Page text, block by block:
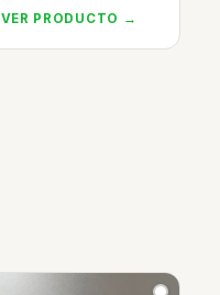
VER PRODUCTO →